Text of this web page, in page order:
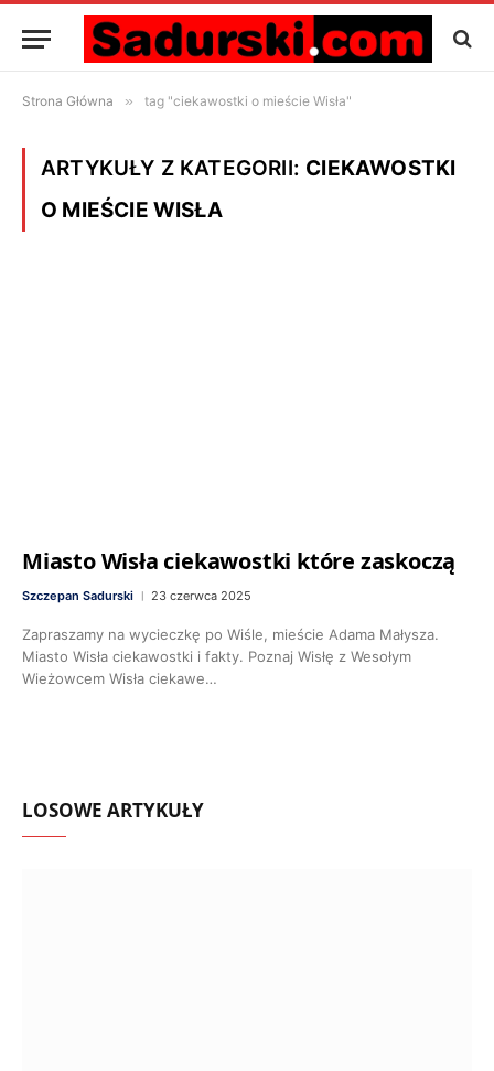
Strona Główna » tag "ciekawostki o mieście Wisła"
ARTYKUŁY Z KATEGORII: CIEKAWOSTKI
O MIEŚCIE WISŁA
Miasto Wisła ciekawostki które zaskoczą
Szczepan Sadurski 23 czerwca 2025
Zapraszamy na wycieczkę po Wiśle, mieście Adama Małysza.
Miasto Wisła ciekawostki i fakty. Poznaj Wisłę z Wesołym
Wieżowcem Wisła ciekawe…
LOSOWE ARTYKUŁY